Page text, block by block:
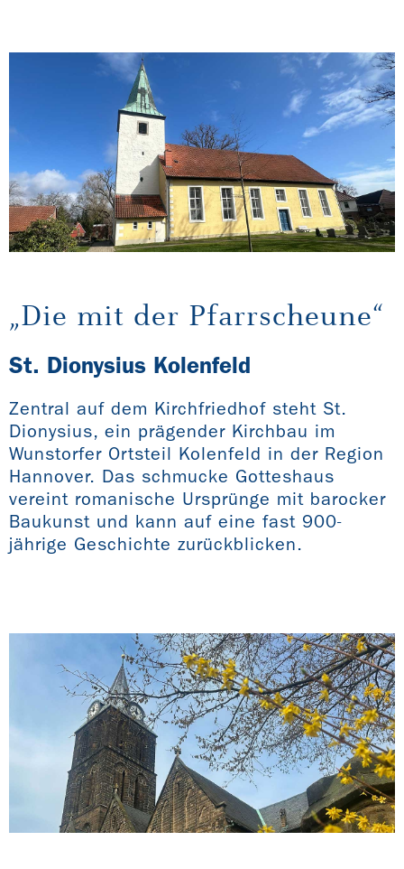
„Die mit der Pfarrscheune“
St. Dionysius Kolenfeld
Zentral auf dem Kirchfriedhof steht St.
Dionysius, ein prägender Kirchbau im
Wunstorfer Ortsteil Kolenfeld in der Region
Hannover. Das schmucke Gotteshaus
vereint romanische Ursprünge mit barocker
Baukunst und kann auf eine fast 900-
jährige Geschichte zurückblicken.